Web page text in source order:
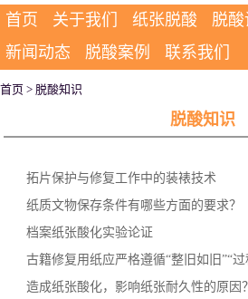
首页 关于我们 纸张脱酸 脱
新闻动态
脱酸案例 联系我们
首页 > 脱酸知识
脱酸知识
拓片保护与修复工作中的装裱技术
纸质文物保存条件有哪些方面的要求？
档案纸张酸化实验论证
古籍修复用纸应严格遵循“整旧如旧”“过
造成纸张酸化，影响纸张耐久性的原因？